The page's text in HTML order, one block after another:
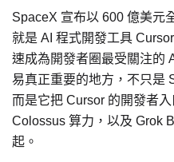
SpaceX 宣布以 600 億美元
就是 AI 程式開發工具
速成為開發者圈最受關注的
易真正重要的地方，不只是
而是它把 Cursor 的開發者入
Colossus 算力，以及 Grok
起。